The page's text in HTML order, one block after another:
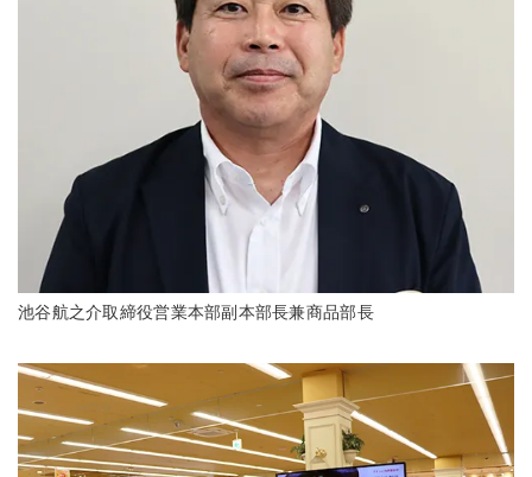
池谷航之介取締役営業本部副本部長兼商品部長